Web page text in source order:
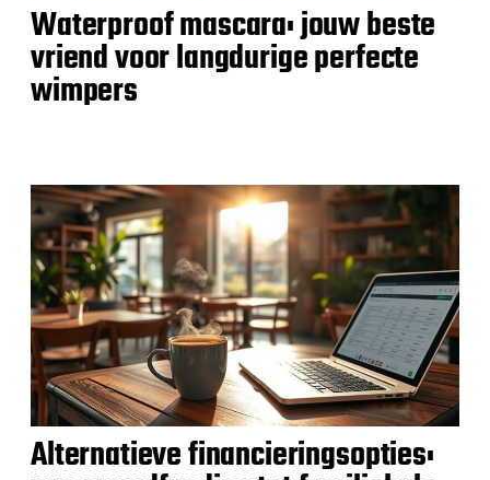
Waterproof mascara: jouw beste
vriend voor langdurige perfecte
wimpers
Alternatieve financieringsopties: